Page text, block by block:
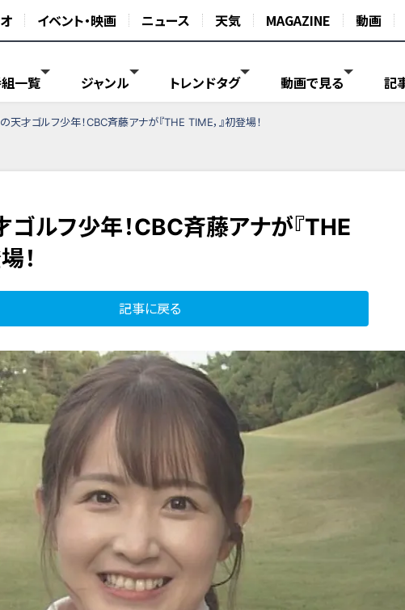
イベント・映画 ニュース 天気 MAGAZINE 動画
一覧 ジャンル トレンドタグ 動画で見る 記
天才ゴルフ少年！CBC斉藤アナが『THE TIME，』初登場！
ルフ少年！CBC斉藤アナが『THE
！
記事に戻る